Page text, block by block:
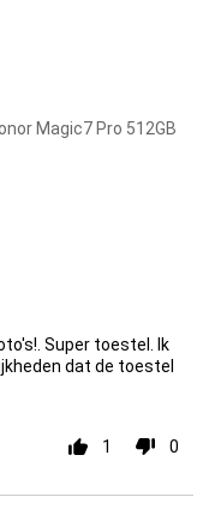
Magic7 Pro 512GB
Super toestel. Ik
dat de toestel
1 0